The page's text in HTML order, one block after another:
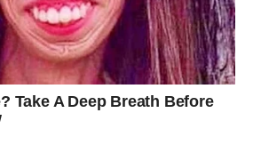
na svakom koraku
mnoge okolnosti razvijaće se u
da vam pomognu, razgovori će